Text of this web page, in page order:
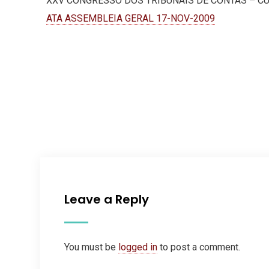
ATA ASSEMBLEIA GERAL 17-NOV-2009
Leave a Reply
You must be logged in to post a comment.